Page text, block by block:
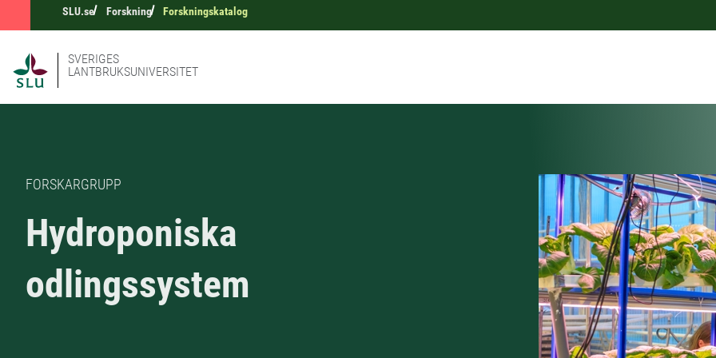
SLU.se Forskning Forskningskatalog
SVERIGES
LANTBRUKSUNIVERSITET
FORSKARGRUPP
Hydroponiska
odlingssystem